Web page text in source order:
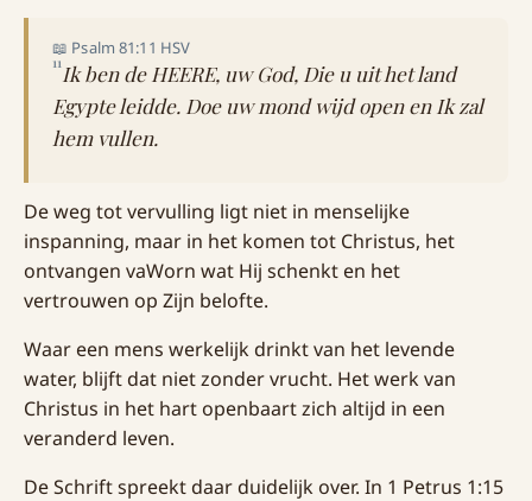
📖 Psalm 81:11 HSV
11 Ik ben de HEERE, uw God, Die u uit het land
Egypte leidde. Doe uw mond wijd open en Ik zal
hem vullen.
De weg tot vervulling ligt niet in menselijke
inspanning, maar in het komen tot Christus, het
ontvangen vaWorn wat Hij schenkt en het
vertrouwen op Zijn belofte.
Waar een mens werkelijk drinkt van het levende
water, blijft dat niet zonder vrucht. Het werk van
Christus in het hart openbaart zich altijd in een
veranderd leven.
De Schrift spreekt daar duidelijk over. In 1 Petrus 1:15